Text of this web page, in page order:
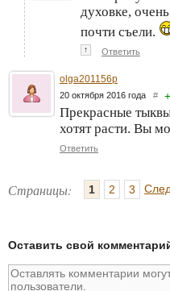
духовке,
почти съели.
↑ Ответить
olga201156p
20 октября 2016 года # +
Прекрасные
хотят расти. Вы
Ответить
Страницы: 1 2 3
Оставить свой